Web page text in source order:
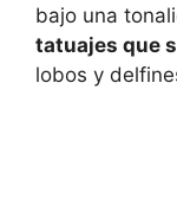
bajo una
tatuajes que
lobos y